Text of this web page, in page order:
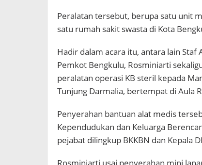
Peralatan tersebut, berupa satu unit
satu rumah sakit swasta di Kota
Hadir dalam acara itu, antara lain Staf
Pemkot Bengkulu, Rosminiarti
peralatan operasi KB steril kepada
Tunjung Darmalia, bertempat di Aula
Penyerahan bantuan alat medis
Kependudukan dan Keluarga
pejabat dilingkup BKKBN dan Kepala